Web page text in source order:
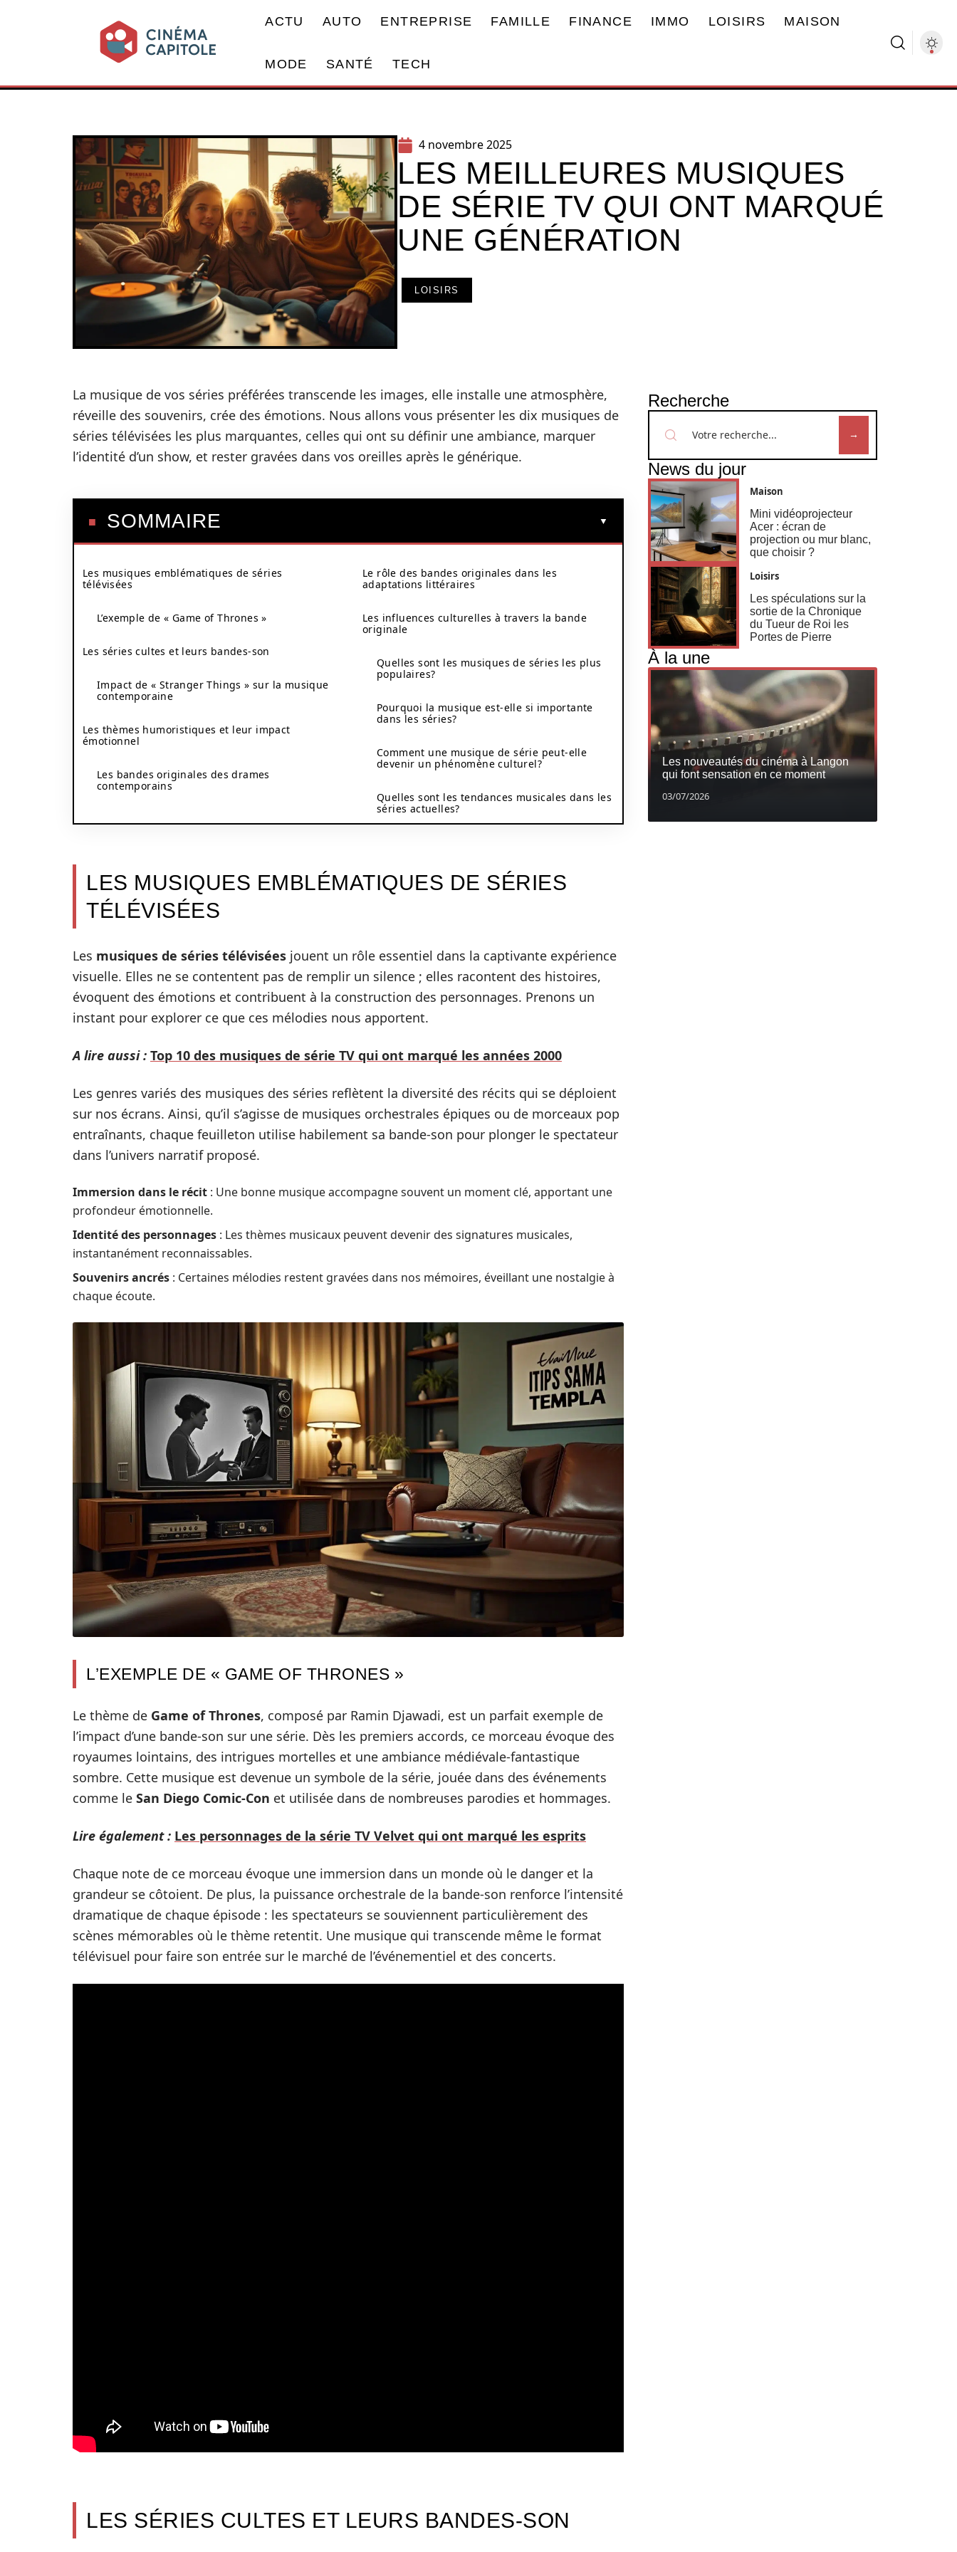
ACTU AUTO ENTREPRISE FAMILLE FINANCE IMMO LOISIRS MAISON
MODE SANTÉ TECH
4 novembre 2025
LES MEILLEURES MUSIQUES
DE SÉRIE TV QUI ONT MARQUÉ
UNE GÉNÉRATION
LOISIRS
La musique de vos séries préférées transcende les images, elle installe une atmosphère,
réveille des souvenirs, crée des émotions. Nous allons vous présenter les dix musiques de
séries télévisées les plus marquantes, celles qui ont su définir une ambiance, marquer
l’identité d’un show, et rester gravées dans vos oreilles après le générique.
SOMMAIRE
Les musiques emblématiques de séries
télévisées
L’exemple de « Game of Thrones »
Les séries cultes et leurs bandes-son
Impact de « Stranger Things » sur la musique
contemporaine
Les thèmes humoristiques et leur impact
émotionnel
Les bandes originales des drames
contemporains
Le rôle des bandes originales dans les
adaptations littéraires
Les influences culturelles à travers la bande
originale
Quelles sont les musiques de séries les plus
populaires?
Pourquoi la musique est-elle si importante
dans les séries?
Comment une musique de série peut-elle
devenir un phénomène culturel?
Quelles sont les tendances musicales dans les
séries actuelles?
LES MUSIQUES EMBLÉMATIQUES DE SÉRIES
TÉLÉVISÉES
Les musiques de séries télévisées jouent un rôle essentiel dans la captivante expérience
visuelle. Elles ne se contentent pas de remplir un silence ; elles racontent des histoires,
évoquent des émotions et contribuent à la construction des personnages. Prenons un
instant pour explorer ce que ces mélodies nous apportent.
A lire aussi : Top 10 des musiques de série TV qui ont marqué les années 2000
Les genres variés des musiques des séries reflètent la diversité des récits qui se déploient
sur nos écrans. Ainsi, qu’il s’agisse de musiques orchestrales épiques ou de morceaux pop
entraînants, chaque feuilleton utilise habilement sa bande-son pour plonger le spectateur
dans l’univers narratif proposé.
Immersion dans le récit : Une bonne musique accompagne souvent un moment clé, apportant une
profondeur émotionnelle.
Identité des personnages : Les thèmes musicaux peuvent devenir des signatures musicales,
instantanément reconnaissables.
Souvenirs ancrés : Certaines mélodies restent gravées dans nos mémoires, éveillant une nostalgie à
chaque écoute.
L’EXEMPLE DE « GAME OF THRONES »
Le thème de Game of Thrones, composé par Ramin Djawadi, est un parfait exemple de
l’impact d’une bande-son sur une série. Dès les premiers accords, ce morceau évoque des
royaumes lointains, des intrigues mortelles et une ambiance médiévale-fantastique
sombre. Cette musique est devenue un symbole de la série, jouée dans des événements
comme le San Diego Comic-Con et utilisée dans de nombreuses parodies et hommages.
Lire également : Les personnages de la série TV Velvet qui ont marqué les esprits
Chaque note de ce morceau évoque une immersion dans un monde où le danger et la
grandeur se côtoient. De plus, la puissance orchestrale de la bande-son renforce l’intensité
dramatique de chaque épisode : les spectateurs se souviennent particulièrement des
scènes mémorables où le thème retentit. Une musique qui transcende même le format
télévisuel pour faire son entrée sur le marché de l’événementiel et des concerts.
LES SÉRIES CULTES ET LEURS BANDES-SON
Recherche
News du jour
Maison
Mini vidéoprojecteur
Acer : écran de
projection ou mur blanc,
que choisir ?
Loisirs
Les spéculations sur la
sortie de la Chronique
du Tueur de Roi les
Portes de Pierre
À la une
Les nouveautés du cinéma à Langon
qui font sensation en ce moment
03/07/2026